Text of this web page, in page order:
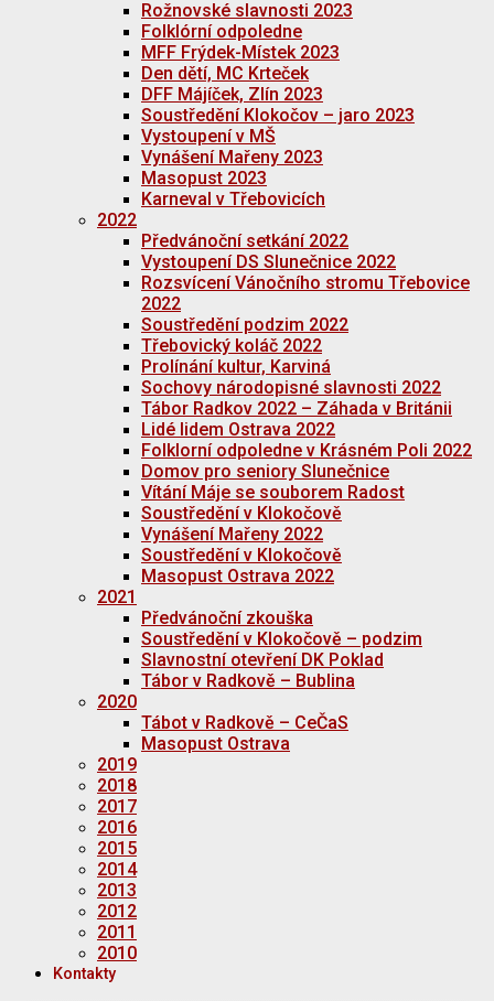
Rožnovské slavnosti 2023
Folklórní odpoledne
MFF Frýdek-Místek 2023
Den dětí, MC Krteček
DFF Májíček, Zlín 2023
Soustředění Klokočov – jaro 2023
Vystoupení v MŠ
Vynášení Mařeny 2023
Masopust 2023
Karneval v Třebovicích
2022
Předvánoční setkání 2022
Vystoupení DS Slunečnice 2022
Rozsvícení Vánočního stromu Třebovice
2022
Soustředění podzim 2022
Třebovický koláč 2022
Prolínání kultur, Karviná
Sochovy národopisné slavnosti 2022
Tábor Radkov 2022 – Záhada v Británii
Lidé lidem Ostrava 2022
Folklorní odpoledne v Krásném Poli 2022
Domov pro seniory Slunečnice
Vítání Máje se souborem Radost
Soustředění v Klokočově
Vynášení Mařeny 2022
Soustředění v Klokočově
Masopust Ostrava 2022
2021
Předvánoční zkouška
Soustředění v Klokočově – podzim
Slavnostní otevření DK Poklad
Tábor v Radkově – Bublina
2020
Tábot v Radkově – CeČaS
Masopust Ostrava
2019
2018
2017
2016
2015
2014
2013
2012
2011
2010
Kontakty